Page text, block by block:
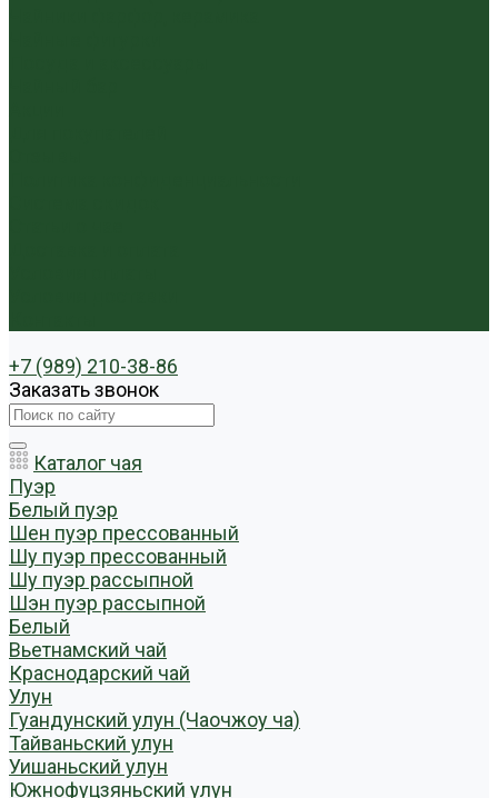
+7 (989) 210-38-86
Заказать звонок
Каталог чая
Пуэр
Белый пуэр
Шен пуэр прессованный
Шу пуэр прессованный
Шу пуэр рассыпной
Шэн пуэр рассыпной
Белый
Вьетнамский чай
Краснодарский чай
Улун
Гуандунский улун (Чаочжоу ча)
Тайваньский улун
Уишаньский улун
Южнофуцзяньский улун